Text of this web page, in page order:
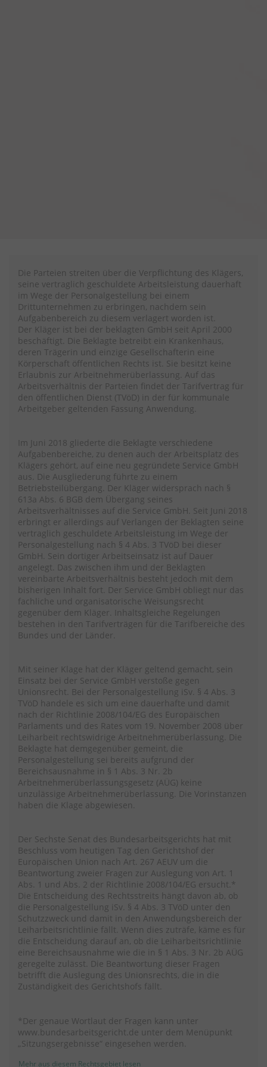
Die Parteien streiten über die Verpflichtung des Klägers,
seine vertraglich geschuldete Arbeitsleistung dauerhaft
im Wege der Personalgestellung bei einem
Drittunternehmen zu erbringen, nachdem sein
Aufgabenbereich zu diesem verlagert worden ist.
Der Kläger ist bei der beklagten GmbH seit April 2000
beschäftigt. Die Beklagte betreibt ein Krankenhaus,
deren Trägerin und einzige Gesellschafterin eine
Körperschaft öffentlichen Rechts ist. Sie besitzt keine
Erlaubnis zur Arbeitnehmerüberlassung. Auf das
Arbeitsverhältnis der Parteien findet der Tarifvertrag für
den öffentlichen Dienst (TVöD) in der für kommunale
Arbeitgeber geltenden Fassung Anwendung.
Im Juni 2018 gliederte die Beklagte verschiedene
Aufgabenbereiche, zu denen auch der Arbeitsplatz des
Klägers gehört, auf eine neu gegründete Service GmbH
aus. Die Ausgliederung führte zu einem
Betriebsteilübergang. Der Kläger widersprach nach §
613a Abs. 6 BGB dem Übergang seines
Arbeitsverhältnisses auf die Service GmbH. Seit Juni 2018
erbringt er allerdings auf Verlangen der Beklagten seine
vertraglich geschuldete Arbeitsleistung im Wege der
Personalgestellung nach § 4 Abs. 3 TVöD bei dieser
GmbH. Sein dortiger Arbeitseinsatz ist auf Dauer
angelegt. Das zwischen ihm und der Beklagten
vereinbarte Arbeitsverhältnis besteht jedoch mit dem
bisherigen Inhalt fort. Der Service GmbH obliegt nur das
fachliche und organisatorische Weisungsrecht
gegenüber dem Kläger. Inhaltsgleiche Regelungen
bestehen in den Tarifverträgen für die Tarifbereiche des
Bundes und der Länder.
Mit seiner Klage hat der Kläger geltend gemacht, sein
Einsatz bei der Service GmbH verstoße gegen
Unionsrecht. Bei der Personalgestellung iSv. § 4 Abs. 3
TVöD handele es sich um eine dauerhafte und damit
nach der Richtlinie 2008/104/EG des Europäischen
Parlaments und des Rates vom 19. November 2008 über
Leiharbeit rechtswidrige Arbeitnehmerüberlassung. Die
Beklagte hat demgegenüber gemeint, die
Personalgestellung sei bereits aufgrund der
Bereichsausnahme in § 1 Abs. 3 Nr. 2b
Arbeitnehmerüberlassungsgesetz (AÜG) keine
unzulässige Arbeitnehmerüberlassung. Die Vorinstanzen
haben die Klage abgewiesen.
Der Sechste Senat des Bundesarbeitsgerichts hat mit
Beschluss vom heutigen Tag den Gerichtshof der
Europäischen Union nach Art. 267 AEUV um die
Beantwortung zweier Fragen zur Auslegung von Art. 1
Abs. 1 und Abs. 2 der Richtlinie 2008/104/EG ersucht.*
Die Entscheidung des Rechtsstreits hängt davon ab, ob
die Personalgestellung iSv. § 4 Abs. 3 TVöD unter den
Schutzzweck und damit in den Anwendungsbereich der
Leiharbeitsrichtlinie fällt. Wenn dies zuträfe, käme es für
die Entscheidung darauf an, ob die Leiharbeitsrichtlinie
eine Bereichsausnahme wie die in § 1 Abs. 3 Nr. 2b AÜG
geregelte zulässt. Die Beantwortung dieser Fragen
betrifft die Auslegung des Unionsrechts, die in die
Zuständigkeit des Gerichtshofs fällt.
*Der genaue Wortlaut der Fragen kann unter
www.bundesarbeitsgericht.de unter dem Menüpunkt
„Sitzungsergebnisse“ eingesehen werden.
Mehr aus diesem Rechtsgebiet lesen